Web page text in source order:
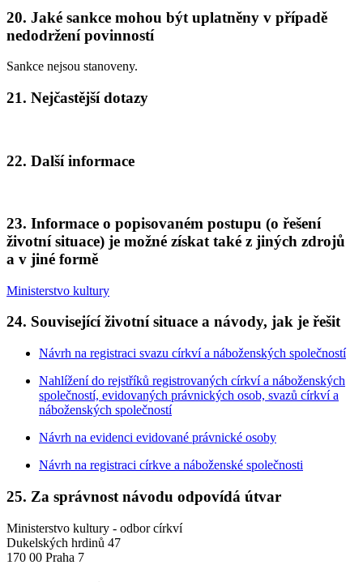
20. Jaké sankce mohou být uplatněny v případě
nedodržení povinností
Sankce nejsou stanoveny.
21. Nejčastější dotazy
22. Další informace
23. Informace o popisovaném postupu (o řešení
životní situace) je možné získat také z jiných zdrojů
a v jiné formě
Ministerstvo kultury
24. Související životní situace a návody, jak je řešit
Návrh na registraci svazu církví a náboženských společností
Nahlížení do rejstříků registrovaných církví a náboženských
společností, evidovaných právnických osob, svazů církví a
náboženských společností
Návrh na evidenci evidované právnické osoby
Návrh na registraci církve a náboženské společnosti
25. Za správnost návodu odpovídá útvar
Ministerstvo kultury - odbor církví
Dukelských hrdinů 47
170 00 Praha 7